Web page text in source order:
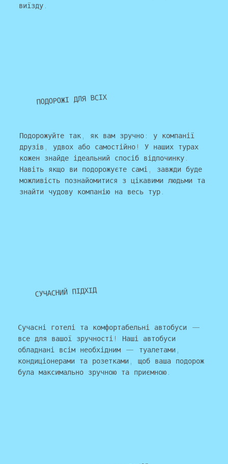
виїзду.
ПОДОРОЖІ ДЛЯ ВСІХ
Подорожуйте так, як вам зручно: у компанії
друзів, удвох або самостійно! У наших турах
кожен знайде ідеальний спосіб відпочинку.
Навіть якщо ви подорожуєте самі, завжди буде
можливість познайомитися з цікавими людьми та
знайти чудову компанію на весь тур.
СУЧАСНИЙ ПІДХІД
Сучасні готелі та комфортабельні автобуси —
все для вашої зручності! Наші автобуси
обладнані всім необхідним — туалетами,
кондиціонерами та розетками, щоб ваша подорож
була максимально зручною та приємною.